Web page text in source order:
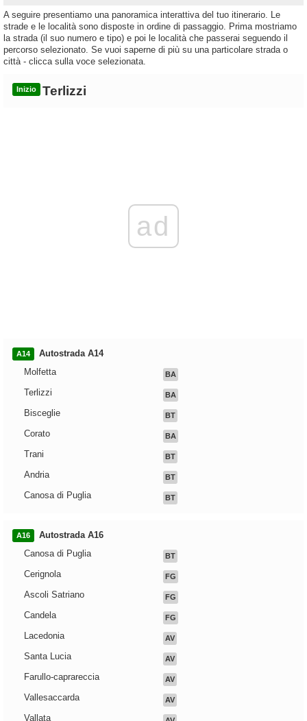
A seguire presentiamo una panoramica interattiva del tuo itinerario. Le
strade e le località sono disposte in ordine di passaggio. Prima mostriamo
la strada (il suo numero e tipo) e poi le località che passerai seguendo il
percorso selezionato. Se vuoi saperne di più su una particolare strada o
città - clicca sulla voce selezionata.
Inizio Terlizzi
ad
A14
Autostrada A14
Molfetta
BA
Terlizzi BA
Bisceglie BT
Corato BA
Trani BT
Andria BT
Canosa di Puglia BT
A16
Autostrada A16
Canosa di Puglia
BT
Cerignola FG
Ascoli Satriano FG
Candela FG
Lacedonia AV
Santa Lucia AV
Farullo-caprareccia AV
Vallesaccarda AV
Vallata